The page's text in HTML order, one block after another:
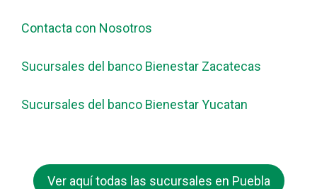
Contacta con Nosotros
Sucursales del banco Bienestar Zacatecas
Sucursales del banco Bienestar Yucatan
Ver aquí todas las sucursales en Puebla